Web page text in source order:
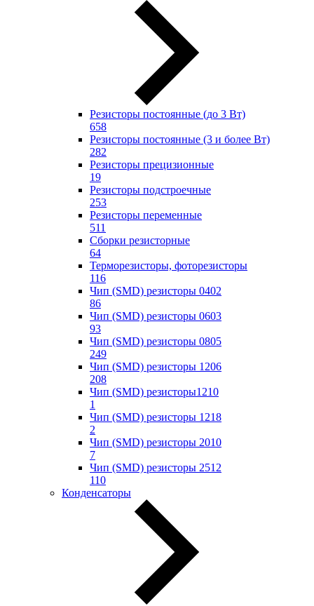
Резисторы постоянные (до 3 Вт)
658
Резисторы постоянные (3 и более Вт)
282
Резисторы прецизионные
19
Резисторы подстроечные
253
Резисторы переменные
511
Сборки резисторные
64
Терморезисторы, фоторезисторы
116
Чип (SMD) резисторы 0402
86
Чип (SMD) резисторы 0603
93
Чип (SMD) резисторы 0805
249
Чип (SMD) резисторы 1206
208
Чип (SMD) резисторы1210
1
Чип (SMD) резисторы 1218
2
Чип (SMD) резисторы 2010
7
Чип (SMD) резисторы 2512
110
Конденсаторы